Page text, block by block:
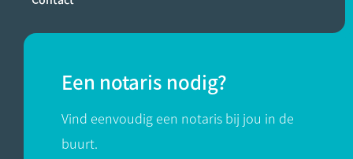
Een notaris nodig?
Vind eenvoudig een notaris bij jou in de
buurt.